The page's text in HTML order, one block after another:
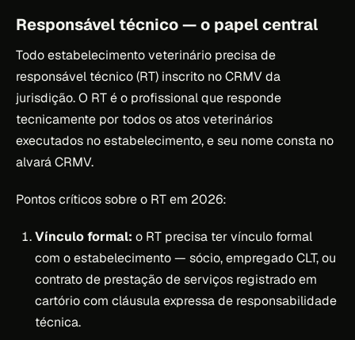
Responsável técnico — o papel central
Todo estabelecimento veterinário precisa de
responsável técnico (RT) inscrito no CRMV da
jurisdição. O RT é o profissional que responde
tecnicamente por todos os atos veterinários
executados no estabelecimento, e seu nome consta no
alvará CRMV.
Pontos críticos sobre o RT em 2026:
Vínculo formal: o RT precisa ter vínculo formal
com o estabelecimento — sócio, empregado CLT, ou
contrato de prestação de serviços registrado em
cartório com cláusula expressa de responsabilidade
técnica.